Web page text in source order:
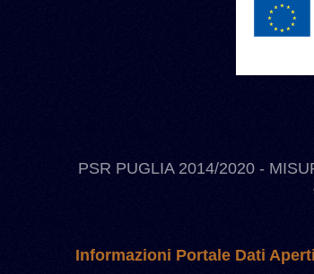
PSR PUGLIA 2014/2020 -
Informazioni Portale Dati Aperti